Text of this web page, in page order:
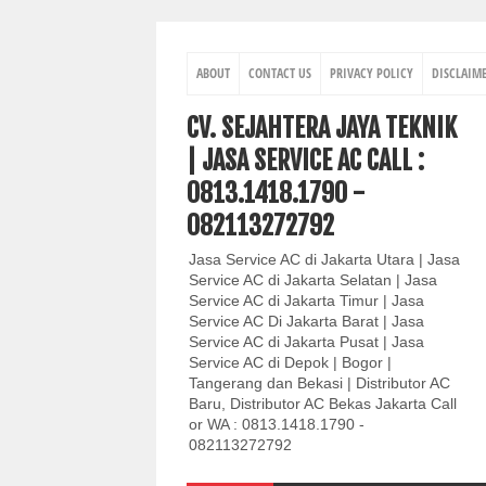
ABOUT CONTACT US PRIVACY POLICY
CV. SEJAHTERA JAYA TEKNIK
| JASA SERVICE AC CALL :
0813.1418.1790 -
082113272792
Jasa Service AC di Jakarta Utara | Jasa
Service AC di Jakarta Selatan | Jasa
Service AC di Jakarta Timur | Jasa
Service AC Di Jakarta Barat | Jasa
Service AC di Jakarta Pusat | Jasa
Service AC di Depok | Bogor |
Tangerang dan Bekasi | Distributor AC
Baru, Distributor AC Bekas Jakarta Call
or WA : 0813.1418.1790 -
082113272792